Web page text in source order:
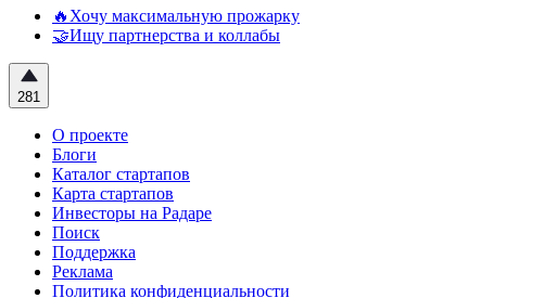
🔥Хочу максимальную прожарку
🤝Ищу партнерства и коллабы
281
О проекте
Блоги
Каталог стартапов
Карта стартапов
Инвесторы на Радаре
Поиск
Поддержка
Реклама
Политика конфиденциальности